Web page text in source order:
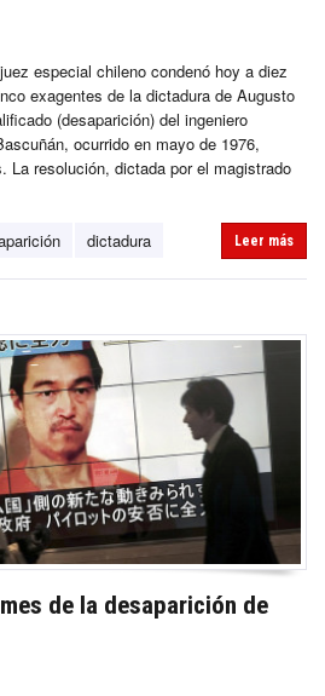
especial chileno condenó hoy a diez
exagentes de la dictadura de Augusto
(desaparición) del ingeniero
ocurrido en mayo de 1976,
La resolución, dictada por el magistrado
dictadura Leer más
de la desaparición de